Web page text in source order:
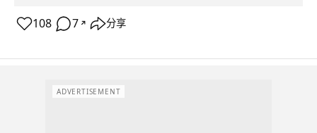
108 7 ↗ 分享
ADVERTISEMENT